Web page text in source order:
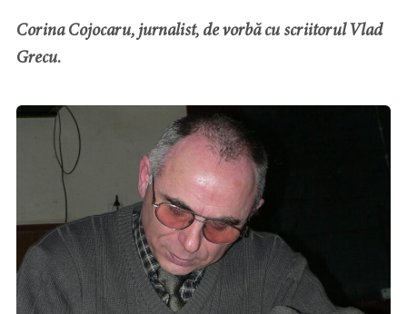
Corina Cojocaru, jurnalist, de vorbă cu scriitorul Vlad
Grecu.